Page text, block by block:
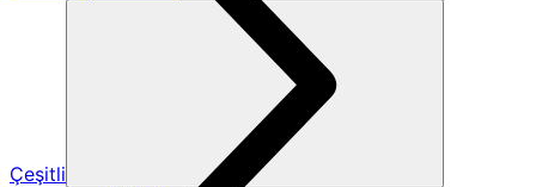
Çeşitli